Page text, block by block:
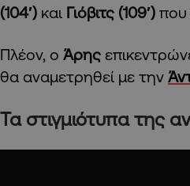
(104′) και Γιόβιτς (109′) που
Πλέον, ο Άρης
θα αναμετρηθεί με την
Τα στιγμιότυπα της